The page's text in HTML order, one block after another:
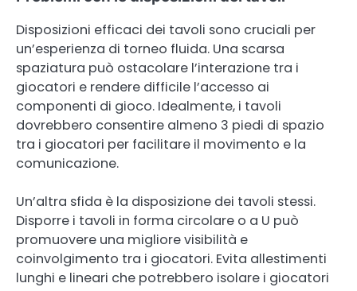
Disposizioni efficaci dei tavoli sono cruciali per
un’esperienza di torneo fluida. Una scarsa
spaziatura può ostacolare l’interazione tra i
giocatori e rendere difficile l’accesso ai
componenti di gioco. Idealmente, i tavoli
dovrebbero consentire almeno 3 piedi di spazio
tra i giocatori per facilitare il movimento e la
comunicazione.
Un’altra sfida è la disposizione dei tavoli stessi.
Disporre i tavoli in forma circolare o a U può
promuovere una migliore visibilità e
coinvolgimento tra i giocatori. Evita allestimenti
lunghi e lineari che potrebbero isolare i giocatori